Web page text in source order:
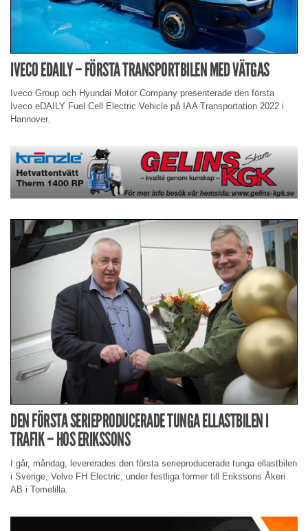
IVECO EDAILY – FÖRSTA TRANSPORTBILEN MED VÄTGAS
Iveco Group och Hyundai Motor Company presenterade den första
Iveco eDAILY Fuel Cell Electric Vehicle på IAA Transportation 2022 i
Hannover.
DEN FÖRSTA SERIEPRODUCERADE TUNGA ELLASTBILEN I
TRAFIK – HOS ERIKSSONS
I går, måndag, levererades den första serieproducerade tunga ellastbilen
i Sverige, Volvo FH Electric, under festliga former till Erikssons Åkeri
AB i Tomelilla.